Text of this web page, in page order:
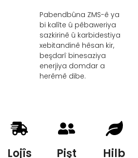
Pabendbûna ZMS-ê ya
bi kalîte û pêbaweriya
sazkirinê û karbidestiya
xebitandinê hêsan kir,
beşdarî binesaziya
enerjiya domdar a
herêmê dibe.
Lojîs Pişt Hilb